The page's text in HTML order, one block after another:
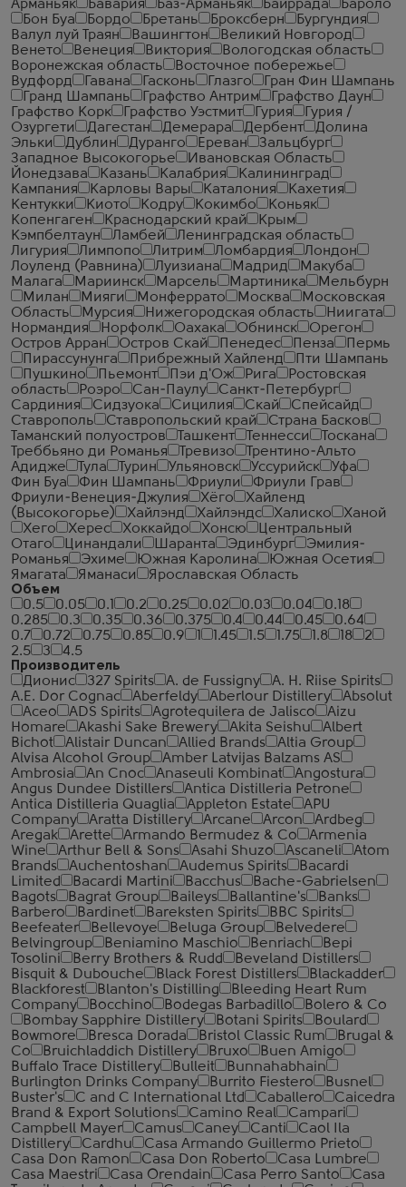
Арманьяк
Бавария Баз-Арманьяк Байррада
Бароло
Бон Буа
Бордо Бретань Броксберн
Бургундия
Валул луй Траян
Вашингтон
Великий Новгород
Венето
Венеция Виктория
Вологодская область
Воронежская область
Восточное побережье
Вудфорд
Гавана Гасконь Глазго
Гран Фин Шампань
Гранд Шампань
Графство Антрим
Графство Даун
Графство Корк
Графство Уэстмит Гурия
Гурия /
Озургети
Дагестан Демерара Дербент
Долина
Эльки
Дублин Дуранго Ереван
Зальцбург
Западное Высокогорье
Ивановская Область
Йонедзава
Казань Калабрия
Калининград
Кампания
Карловы Вары Каталония
Кахетия
Кентукки
Киото Кодру Кокимбо
Коньяк
Копенгаген
Краснодарский край
Крым
Кэмпбелтаун
Ламбей
Ленинградская область
Лигурия
Лимпопо Литрим Ломбардия
Лондон
Лоуленд (Равнина)
Луизиана Мадрид
Макуба
Малага
Мариинск Марсель Мартиника
Мельбурн
Милан
Мияги Монферрато Москва
Московская
Область
Мурсия Нижегородская область
Ниигата
Нормандия
Норфолк Оахака Обнинск
Орегон
Остров Арран
Остров Скай Пенедес Пенза
Пермь
Пирассунунга
Прибрежный Хайленд
Пти Шампань
Пушкино
Пьемонт Пэи д'Ож Рига
Ростовская
область
Роэро Сан-Паулу
Санкт-Петербург
Сардиния
Сидзуока Сицилия Скай
Спейсайд
Ставрополь
Ставропольский край
Страна Басков
Таманский полуостров
Ташкент Теннесси
Тоскана
Треббьяно ди Романья
Тревизо
Трентино-Альто
Адидже
Тула Турин Ульяновск Уссурийск
Уфа
Фин Буа
Фин Шампань Фриули
Фриули Грав
Фриули-Венеция-Джулия
Хёго
Хайленд
(Высокогорье)
Хайлэнд Хайлэндс Халиско
Ханой
Хего
Херес Хоккайдо Хонсю
Центральный
Отаго
Цинандали Шаранта Эдинбург
Эмилия-
Романья
Эхиме Южная Каролина
Южная Осетия
Ямагата
Яманаси
Ярославская Область
Объем
0.5
0.05 0.1 0.2 0.25 0.02 0.03 0.04
0.18
0.285
0.3 0.35 0.36 0.375 0.4 0.44 0.45
0.64
0.7
0.72 0.75 0.85 0.9 1.45 1.5 1.75 1.8 18
2
2.5
3
4.5
Производитель
Дионис
327 Spirits A. de Fussigny
A. H. Riise Spirits
A.E. Dor Cognac
Aberfeldy Aberlour Distillery
Absolut
Aceo
ADS Spirits Agrotequilera de Jalisco
Aizu
Homare
Akashi Sake Brewery Akita Seishu
Albert
Bichot
Alistair Duncan Allied Brands
Altia Group
Alvisa Alcohol Group
Amber Latvijas Balzams AS
Ambrosia
An Cnoc Anaseuli Kombinat
Angostura
Angus Dundee Distillers
Antica Distilleria Petrone
Antica Distilleria Quaglia
Appleton Estate
APU
Company
Aratta Distillery Arcane Arcon
Ardbeg
Aregak
Arette Armando Bermudez & Co
Armenia
Wine
Arthur Bell & Sons Asahi Shuzo Ascaneli
Atom
Brands
Auchentoshan Audemus Spirits
Bacardi
Limited
Bacardi Martini Bacchus
Bache-Gabrielsen
Bagots
Bagrat Group Baileys Ballantine's
Banks
Barbero
Bardinet Bareksten Spirits
BBC Spirits
Beefeater
Bellevoye Beluga Group
Belvedere
Belvingroup
Beniamino Maschio Benriach
Bepi
Tosolini
Berry Brothers & Rudd
Beveland Distillers
Bisquit & Dubouche
Black Forest Distillers
Blackadder
Blackforest
Blanton's Distilling
Bleeding Heart Rum
Company
Bocchino Bodegas Barbadillo
Bolero & Co
Bombay Sapphire Distillery
Botani Spirits
Boulard
Bowmore
Bresca Dorada Bristol Classic Rum
Brugal &
Co
Bruichladdich Distillery Bruxo
Buen Amigo
Buffalo Trace Distillery
Bulleit
Bunnahabhain
Burlington Drinks Company
Burrito Fiestero
Busnel
Buster's
C and C International Ltd Caballero
Caicedra
Brand & Export Solutions
Camino Real
Campari
Campbell Mayer
Camus Caney Canti
Caol Ila
Distillery
Cardhu
Casa Armando Guillermo Prieto
Casa Don Ramon
Casa Don Roberto
Casa Lumbre
Casa Maestri
Casa Orendain Casa Perro Santo
Casa